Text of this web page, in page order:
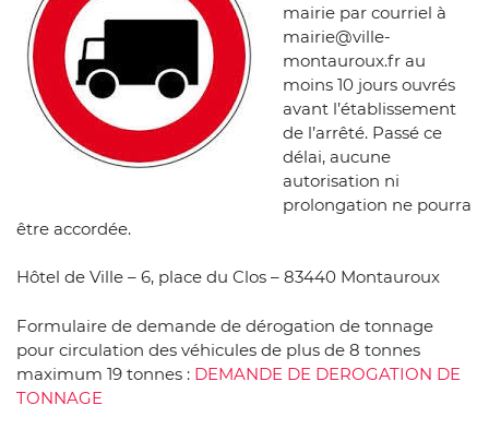
mairie par courriel à
mairie@ville-
montauroux.fr au
moins 10 jours ouvrés
avant l’établissement
de l’arrêté. Passé ce
délai, aucune
autorisation ni
prolongation ne pourra
être accordée.
Hôtel de Ville – 6, place du Clos – 83440 Montauroux
Formulaire de demande de dérogation de tonnage
pour circulation des véhicules de plus de 8 tonnes
maximum 19 tonnes : DEMANDE DE DEROGATION DE
TONNAGE